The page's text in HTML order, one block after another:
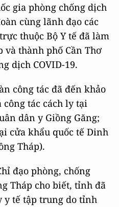
gia phòng chống dịch
cùng lãnh đạo các
thuộc Bộ Y tế đã làm
thành phố Cần Thơ
dịch COVID-19.
công tác đã đến khảo
tác cách ly tại
dân y Giồng Găng;
cửa khẩu quốc tế Dinh
Tháp).
đạo phòng, chống
Tháp cho biết, tỉnh đã
y tế tập trung do tỉnh